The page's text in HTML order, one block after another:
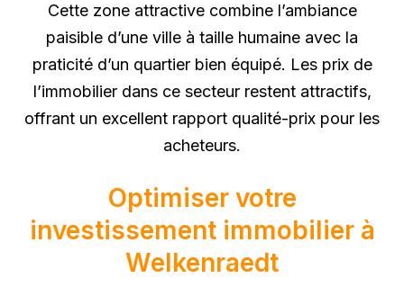
Cette zone attractive combine l’ambiance
paisible d’une ville à taille humaine avec la
praticité d’un quartier bien équipé. Les prix de
l’immobilier dans ce secteur restent attractifs,
offrant un excellent rapport qualité-prix pour les
acheteurs.
Optimiser votre
investissement immobilier à
Welkenraedt